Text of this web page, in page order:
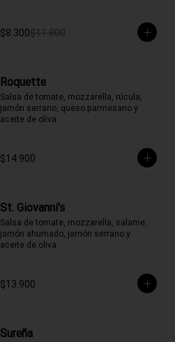
$8.300$11.800
Roquette
Salsa de tomate, mozzarella, rúcula,
jamón serrano, queso parmesano y
aceite de oliva.
$14.900
St. Giovanni's
Salsa de tomate, mozzarella, salame,
jamón ahumado, jamón serrano y
aceite de oliva.
$13.900
Sureña